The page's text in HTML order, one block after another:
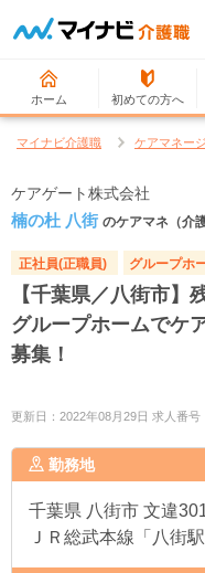
ホーム 初めての方へ
マイナビ介護職 ケアマネー
ケアゲート株式会社
楠の杜 八街 のケアマネ（介
正社員(正職員) グループホ
【千葉県／八街市】
グループホームでケ
募集！
更新日：2022年08月29日 求人番号
勤務地
千葉県 八街市 文違
ＪＲ総武本線「八街